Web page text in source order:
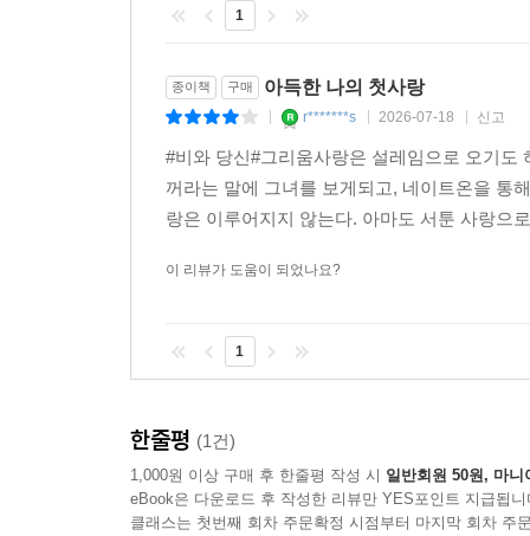
1
종이책 구매 아득한 나의 첫사랑
r*******s 2026-07-18 신고
#비와 당신#그리움사랑은 설레임으로 오기도
꺼라는 말에 그녀를 보게되고, 네이트온을 통
랑은 이루어지지 않는다. 아마도 서툰 사랑으
이 리뷰가 도움이 되었나요?
1
한줄평 (1건)
1,000원 이상 구매 후 한줄평 작성 시 일반회원 50원, 마니
eBook은 다운로드 후 작성한 리뷰만 YES포인트 지급됩니
클래스는 첫번째 회차 주문확정 시점부터 마지막 회차 주